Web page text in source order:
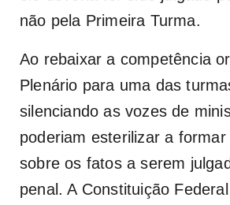
não pela Primeira Turma.
Ao rebaixar a competência
Plenário para uma das
silenciando as vozes de
poderiam esterilizar a
sobre os fatos a serem
penal. A Constituição